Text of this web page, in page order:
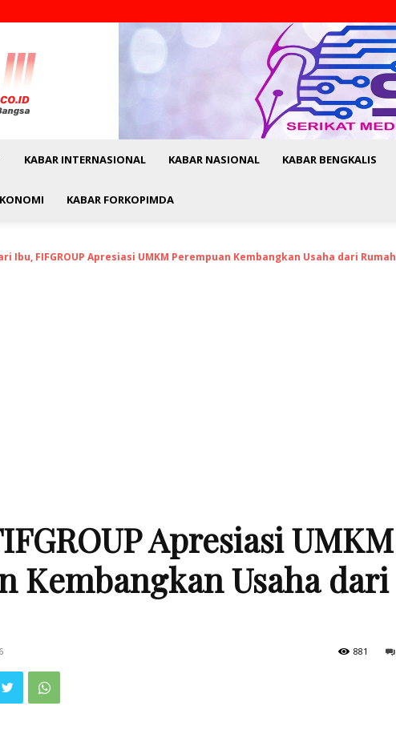
KABAR INTERNASIONAL KABAR NASIONAL KABAR BENGKALIS
KABAR FORKOPIMDA
Ibu, FIFGROUP Apresiasi UMKM Perempuan Kembangkan Usaha dari Rumah
Apresiasi UMKM
Kembangkan Usaha dari
881